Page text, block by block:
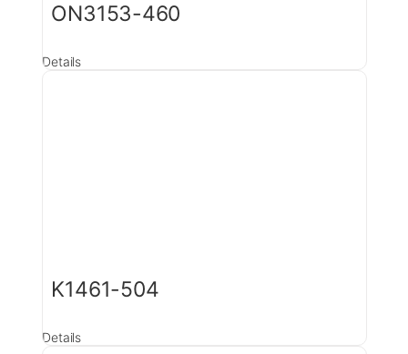
ON3153-460
Details
K1461-504
Details